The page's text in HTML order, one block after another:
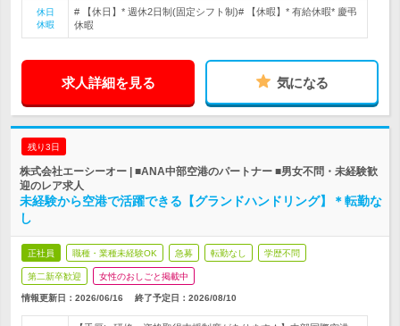
休日
休暇
# 【休日】* 週休2日制(固定シフト制)# 【休暇】* 有給休暇* 慶弔
休暇
求人詳細を見る 気になる
残り3日
株式会社エーシーオー | ■ANA中部空港のパートナー ■男女不問・未経験歓
迎のレア求人
未経験から空港で活躍できる【グランドハンドリング】＊転勤な
し
正社員 職種・業種未経験OK 急募 転勤なし 学歴不問
第二新卒歓迎 女性のおしごと掲載中
情報更新日：2026/06/16 終了予定日： 2026/08/10